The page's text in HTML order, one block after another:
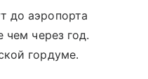
до аэропорта
чем через год.
гордуме.